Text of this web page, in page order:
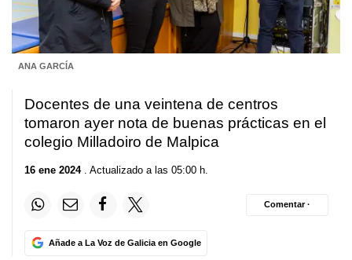
ANA GARCÍA
Docentes de una veintena de centros
tomaron ayer nota de buenas prácticas en el
colegio Milladoiro de Malpica
16 ene 2024. Actualizado a las 05:00 h.
Añade a La Voz de Galicia en Google
Comentar ·